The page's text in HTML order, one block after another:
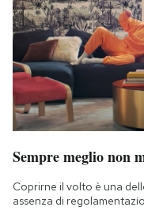
Sempre meglio non
Coprirne il volto è una
assenza di